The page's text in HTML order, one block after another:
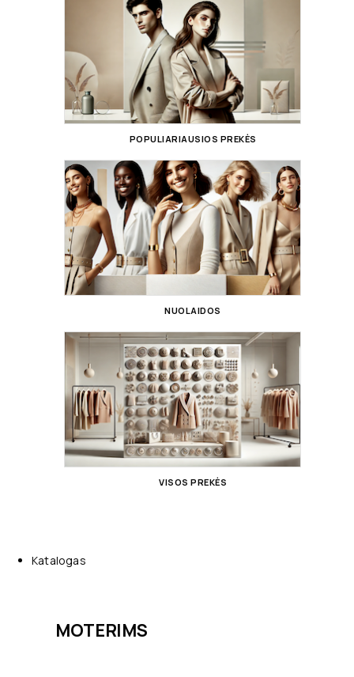
POPULIARIAUSIOS PREKĖS
NUOLAIDOS
VISOS PREKĖS
Katalogas
MOTERIMS